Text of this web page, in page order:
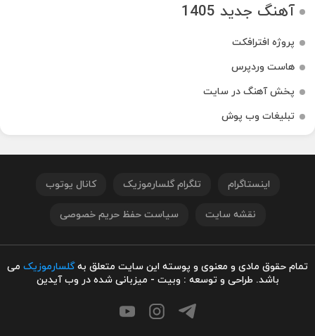
آهنگ جدید 1405
پروژه افترافکت
هاست وردپرس
پخش آهنگ در سایت
تبلیغات وب پوش
اینستاگرام تلگرام گلسارموزیک کانال یوتوب
نقشه سایت سیاست حفظ حریم خصوصی
تمام حقوق مادی و معنوی و پوسته این سایت متعلق بهگلسارموزیک می
باشد. طراحی و توسعه : وبیت - میزبانی شده در وب آیدین